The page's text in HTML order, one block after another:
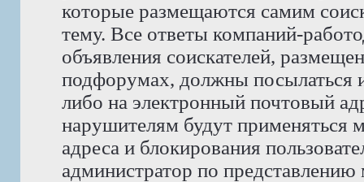
которые размещаются самим
тему. Все ответы компаний-
объявления соискателей,
подфорумах, должны посылаться
либо на электронный почтовый
нарушителям будут применяться
адреса и блокирования
администратор по представлению